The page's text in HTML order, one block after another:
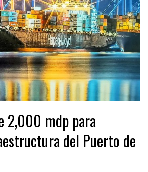
2,000 mdp para
del Puerto de